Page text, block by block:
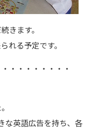
きます。
れる予定です。
・・・・・・・・
な英語広告を持ち、各